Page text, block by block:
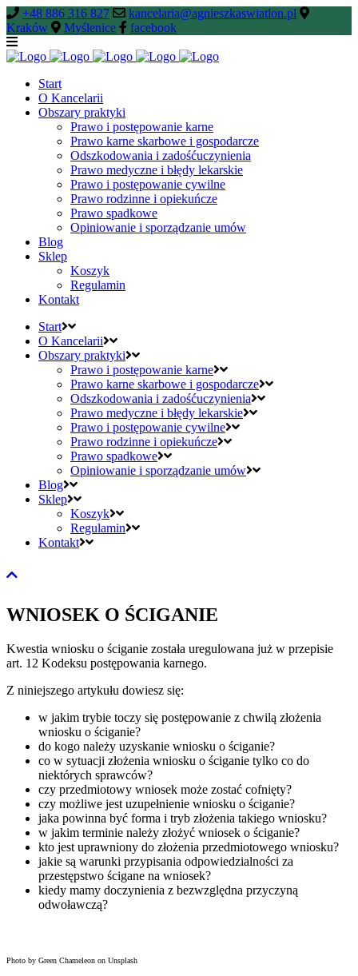
+48 886 316 827
kancelaria@agnieszkaswiatlon.pl
Kraków
Myślenice facebook
Start
O Kancelarii
Obszary praktyki
Prawo i postępowanie karne
Prawo karne skarbowe i gospodarcze
Odszkodowania i zadośćuczynienia
Prawo medyczne i błędy lekarskie
Prawo i postępowanie cywilne
Prawo rodzinne i opiekuńcze
Prawo spadkowe
Opiniowanie i sporządzanie umów
Blog
Sklep
Koszyk
Regulamin
Kontakt
Start
O Kancelarii
Obszary praktyki
Prawo i postępowanie karne
Prawo karne skarbowe i gospodarcze
Odszkodowania i zadośćuczynienia
Prawo medyczne i błędy lekarskie
Prawo i postępowanie cywilne
Prawo rodzinne i opiekuńcze
Prawo spadkowe
Opiniowanie i sporządzanie umów
Blog
Sklep
Koszyk
Regulamin
Kontakt
WNIOSEK O ŚCIGANIE
Kwestia wniosku o ściganie została uregulowana już w przepisie
art. 12 Kodeksu postępowania karnego.
Z niniejszego artykułu dowiesz się:
w jakim trybie toczy się postępowanie z chwilą złożenia
wniosku o ściganie?
do kogo należy uzyskanie wniosku o ściganie?
co w sytuacji złożenia wniosku o ściganie tylko co do
niektórych sprawców?
czy przedmiotowy wniosek może zostać cofnięty?
czy możliwe jest uzupełnienie wniosku o ściganie?
jaka powinna być forma i tryb złożenia takiego wniosku?
w jakim terminie należy złożyć wniosek o ściganie?
kto jest uprawniony do złożenia przedmiotowego wniosku?
jakie są warunki przypisania odpowiedzialności za
przestępstwo ścigane na wniosek?
kiedy mamy doczynienia z bezwzględna przyczyną
odwoławczą?
Photo by Green Chameleon on Unsplash